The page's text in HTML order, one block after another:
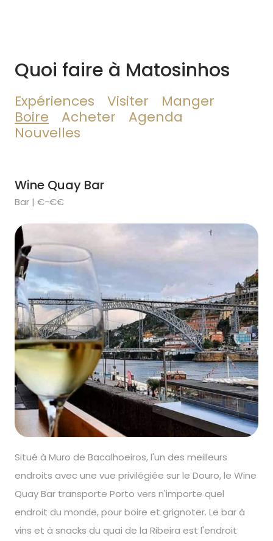
Quoi faire à Matosinhos
Expériences Visiter
Manger
Boire
Acheter
Agenda
Nouvelles
Wine Quay Bar
Bar | €-€€
Situé à Muro de Bacalhoeiros, l'un des meilleurs
endroits avec une vue privilégiée sur le Douro, le Wine
Quay Bar transporte Porto vers n'importe quel
endroit du monde, pour boire et grignoter. Le bar à
vins et à snacks du quai de la Ribeira est l'endroit